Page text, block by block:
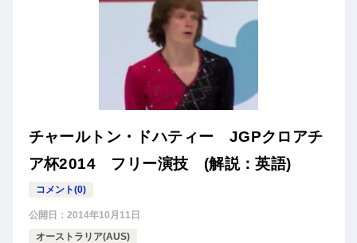
チャールトン・ドハティー JGPクロアチ
ア杯2014 フリー演技 (解説：英語)
コメント(0)
公開日： 2014年10月11日
オーストラリア(AUS)